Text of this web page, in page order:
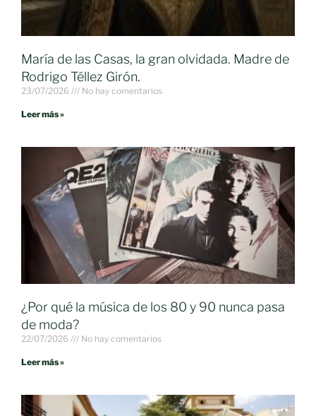
María de las Casas, la gran olvidada. Madre de
Rodrigo Téllez Girón.
23/07/2026 No hay comentarios
Leer más »
¿Por qué la música de los 80 y 90 nunca pasa
de moda?
22/07/2026 No hay comentarios
Leer más »